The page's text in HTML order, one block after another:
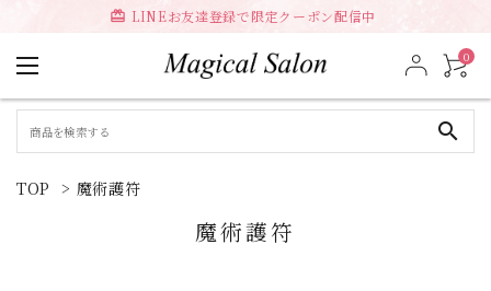
card_giftcard LINEお友達登録で限定クーポン配信中
0
search
TOP > 魔術護符
魔術護符